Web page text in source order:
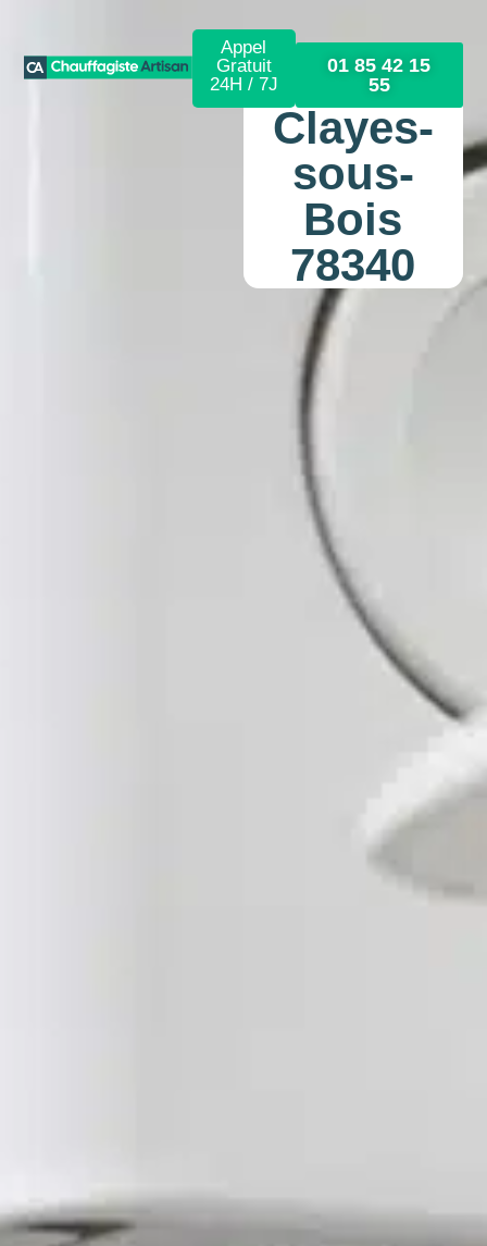
Appel
Gratuit
24H / 7J
01 85 42 15
55
Clayes-
sous-
Bois
78340